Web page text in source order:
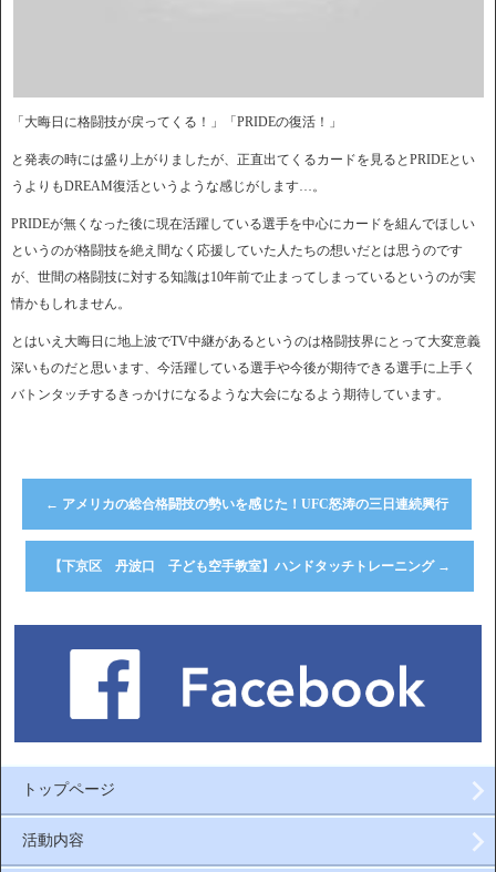
「大晦日に格闘技が戻ってくる！」「PRIDEの復活！」
と発表の時には盛り上がりましたが、正直出てくるカードを見るとPRIDEとい
うよりもDREAM復活というような感じがします…。
PRIDEが無くなった後に現在活躍している選手を中心にカードを組んでほしい
というのが格闘技を絶え間なく応援していた人たちの想いだとは思うのです
が、世間の格闘技に対する知識は10年前で止まってしまっているというのが実
情かもしれません。
とはいえ大晦日に地上波でTV中継があるというのは格闘技界にとって大変意義
深いものだと思います、今活躍している選手や今後が期待できる選手に上手く
バトンタッチするきっかけになるような大会になるよう期待しています。
← アメリカの総合格闘技の勢いを感じた！UFC怒涛の三日連続興行
【下京区 丹波口 子ども空手教室】ハンドタッチトレーニング →
トップページ
活動内容